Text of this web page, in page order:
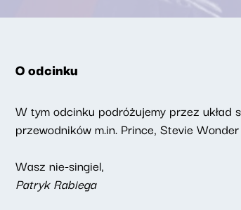
O odcinku
W tym odcinku podróżujemy przez układ
przewodników m.in. Prince, Stevie
Wasz nie-singiel,
Patryk Rabiega